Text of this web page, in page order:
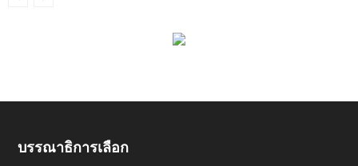
บรรณาธิการเลือก